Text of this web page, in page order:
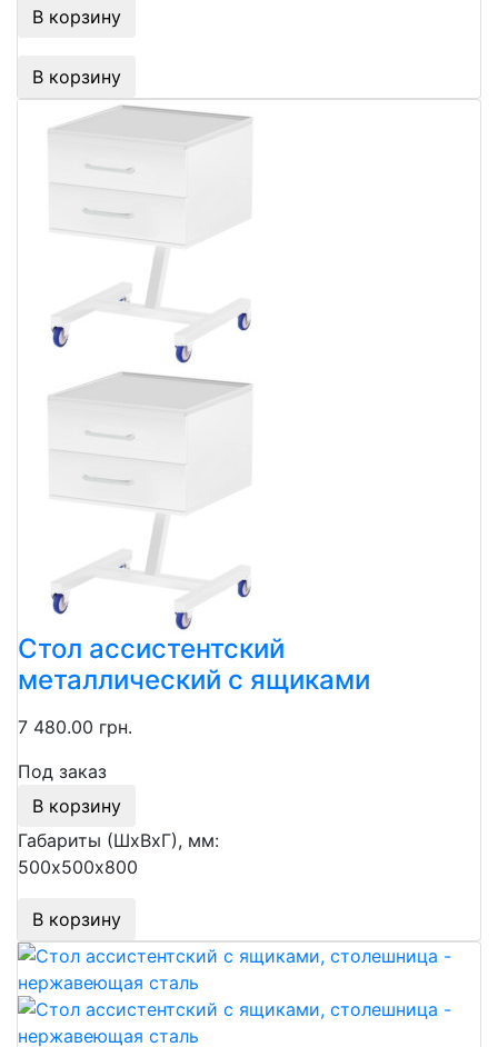
В корзину
В корзину
Стол ассистентский
металлический с ящиками
7 480.00 грн.
Под заказ
В корзину
Габариты (ШхВхГ), мм:
500х500х800
В корзину